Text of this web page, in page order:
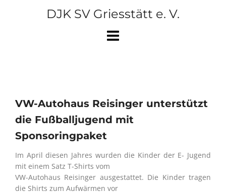
DJK SV Griesstätt e. V.
VW-Autohaus Reisinger unterstützt
die Fußballjugend mit
Sponsoringpaket
Im April diesen Jahres wurden die Kinder der E- Jugend
mit einem Satz T-Shirts vom
VW-Autohaus Reisinger ausgestattet. Die Kinder tragen
die Shirts zum Aufwärmen vor